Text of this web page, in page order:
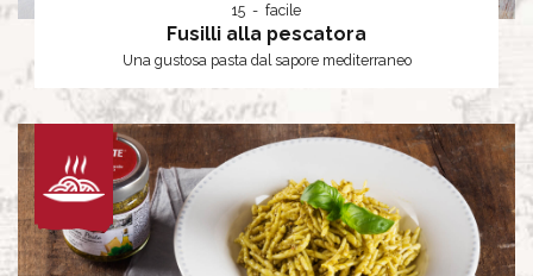
15 facile
Fusilli alla pescatora
Una gustosa pasta dal sapore mediterraneo